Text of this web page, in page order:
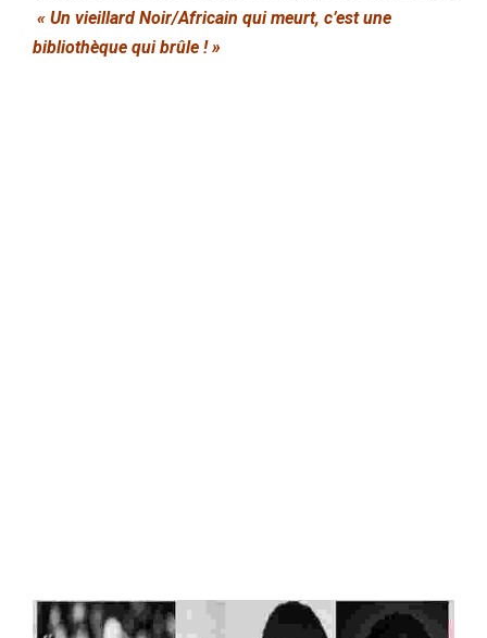
« Un vieillard Noir/Africain qui meurt, c’est une
bibliothèque qui brûle !»